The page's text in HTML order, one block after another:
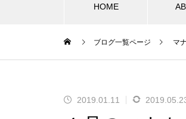
HOME
セ
2024年も
ィバルに
ブログ一覧ページ マ
2019.01.11